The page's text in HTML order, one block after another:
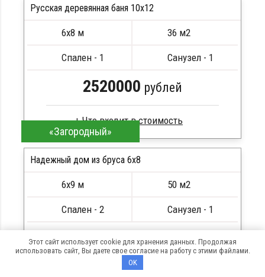
Стропила, балки 50х200 мм
Метизы, саморезы, гвозди
Русская деревянная баня 10х12
6х8 м 36 м2
Спален - 1 Санузел - 1
2520000 рублей
Клееный брус
Стропила, балки 50х200 мм
Метизы, саморезы, гвозди
«Загородный»
Надежный дом из бруса 6x8
6х9 м 50 м2
Спален - 2 Санузел - 1
3500000рублей
Этот сайт использует cookie для хранения данных. Продолжая
использовать сайт, Вы даете свое согласие на работу с этими файлами.
OK